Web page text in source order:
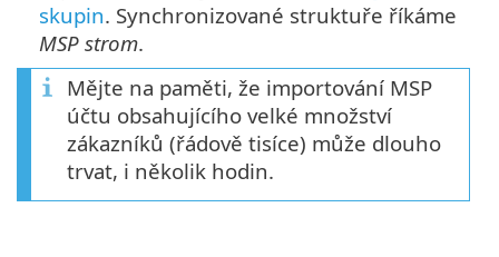
skupin. Synchronizované struktuře říkáme
MSP strom.
Mějte na paměti, že importování MSP
účtu obsahujícího velké množství
zákazníků (řádově tisíce) může dlouho
trvat, i několik hodin.